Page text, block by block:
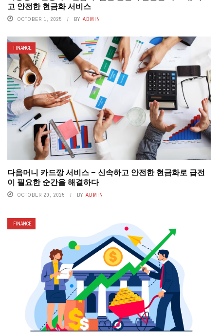
고 안전한 현금화 서비스
OCTOBER 1, 2025 BY ADMIN
FINANCE
다음머니 카드깡 서비스 – 신속하고 안전한 현금화로 급전
이 필요한 순간을 해결하다
OCTOBER 20, 2025 BY ADMIN
FINANCE